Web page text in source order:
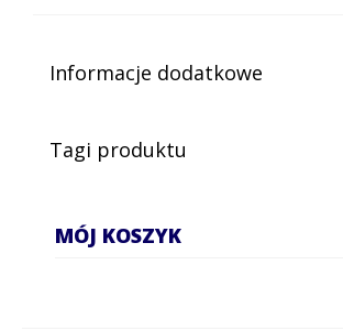
Informacje dodatkowe
Tagi produktu
MÓJ KOSZYK